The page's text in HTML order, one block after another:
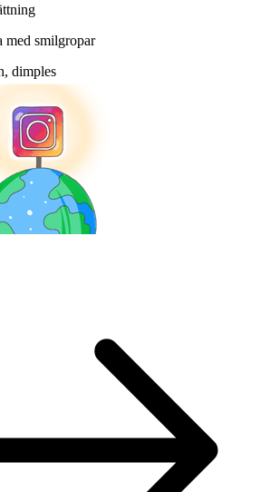
med smilgropar
dimples